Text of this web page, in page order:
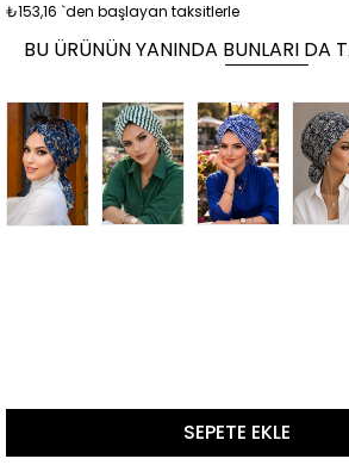
₺153,16 `den başlayan taksitlerle
BU ÜRÜNÜN YANINDA BUNLARI DA